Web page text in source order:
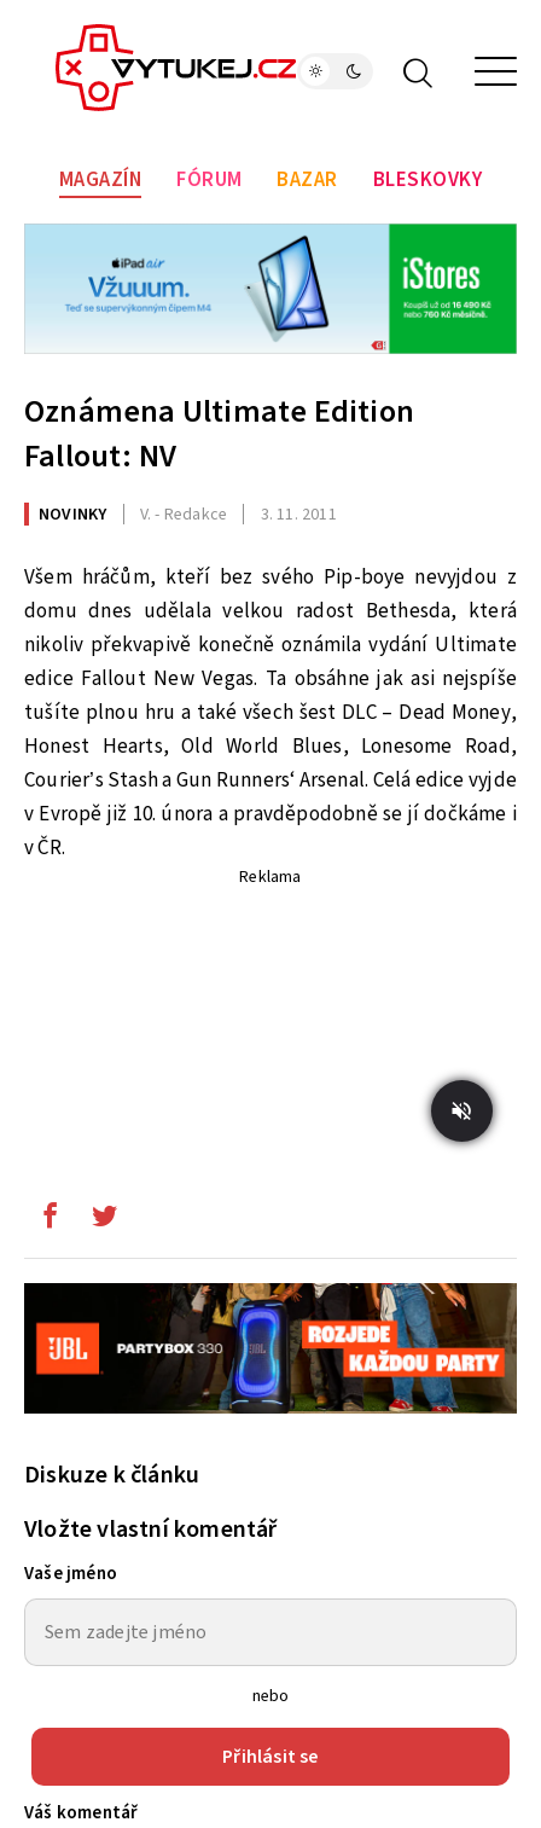
MAGAZÍN FÓRUM BAZAR BLESKOVKY
Oznámena Ultimate Edition
Fallout: NV
NOVINKY V. - Redakce 3. 11. 2011
Všem hráčům, kteří bez svého Pip-boye nevyjdou z
domu dnes udělala velkou radost Bethesda, která
nikoliv překvapivě konečně oznámila vydání Ultimate
edice Fallout New Vegas. Ta obsáhne jak asi nejspíše
tušíte plnou hru a také všech šest DLC – Dead Money,
Honest Hearts, Old World Blues, Lonesome Road,
Courier’s Stash a Gun Runners‘ Arsenal. Celá edice vyjde
v Evropě již 10. února a pravděpodobně se jí dočkáme i
v ČR.
Reklama
Diskuze k článku
Vložte vlastní komentář
Vaše jméno
nebo
Přihlásit se
Váš komentář